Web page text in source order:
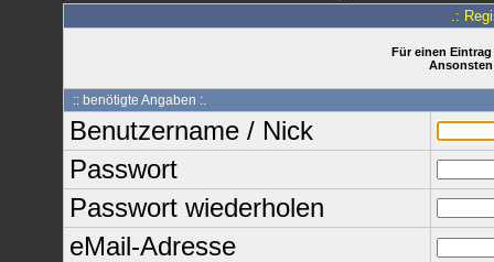
.:
Für einen
:: benötigte Angaben :.
Benutzername / Nick
Passwort
Passwort wiederholen
eMail-Adresse